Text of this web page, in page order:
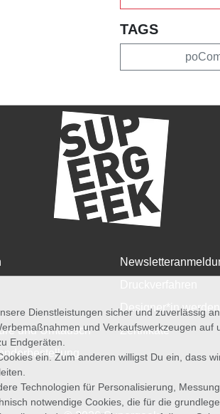
TAGS
und Umtausch
Designer*in werden
Zertifikate
Dienstleistungen sicher und zuverlässig
und Verkaufswerkzeugen auf
Endgeräten.
ein. Zum anderen willigst Du ein, dass
Technologien für Personalisierung,
notwendige Cookies, die für die